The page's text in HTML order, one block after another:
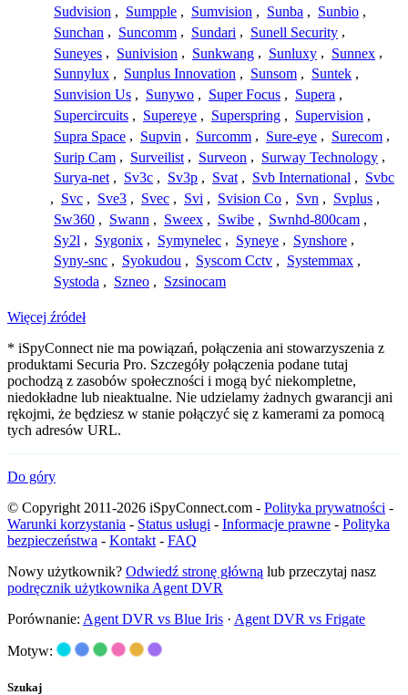
Sudvision , Sumpple , Sumvision , Sunba , Sunbio ,
Sunchan , Suncomm , Sundari , Sunell Security ,
Suneyes , Sunivision , Sunkwang , Sunluxy , Sunnex ,
Sunnylux , Sunplus Innovation , Sunsom , Suntek ,
Sunvision Us , Sunywo , Super Focus , Supera ,
Supercircuits , Supereye , Superspring , Supervision ,
Supra Space , Supvin , Surcomm , Sure-eye , Surecom ,
Surip Cam , Surveilist , Surveon , Surway Technology ,
Surya-net , Sv3c , Sv3p , Svat , Svb International , Svbc
, Svc , Sve3 , Svec , Svi , Svision Co , Svn , Svplus ,
Sw360 , Swann , Sweex , Swibe , Swnhd-800cam ,
Sy2l , Sygonix , Symynelec , Syneye , Synshore ,
Syny-snc , Syokudou , Syscom Cctv , Systemmax ,
Systoda , Szneo , Szsinocam
Więcej źródeł
* iSpyConnect nie ma powiązań, połączenia ani stowarzyszenia z
produktami Securia Pro. Szczegóły połączenia podane tutaj
pochodzą z zasobów społeczności i mogą być niekompletne,
niedokładne lub nieaktualne. Nie udzielamy żadnych gwarancji ani
rękojmi, że będziesz w stanie połączyć się z kamerami za pomocą
tych adresów URL.
Do góry
© Copyright 2011-2026 iSpyConnect.com - Polityka prywatności -
Warunki korzystania - Status usługi - Informacje prawne - Polityka
bezpieczeństwa - Kontakt - FAQ
Nowy użytkownik? Odwiedź stronę główną lub przeczytaj nasz
podręcznik użytkownika Agent DVR
Porównanie: Agent DVR vs Blue Iris · Agent DVR vs Frigate
Motyw:
Szukaj